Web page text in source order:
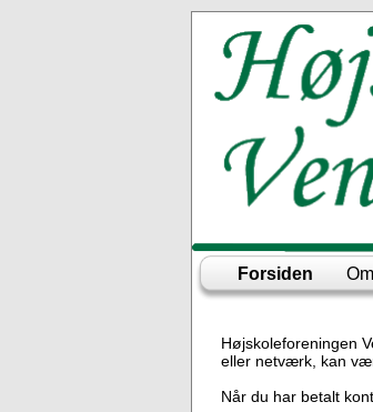
Forsiden
Højskoleforeningen
eller netværk, kan
Når du har betalt